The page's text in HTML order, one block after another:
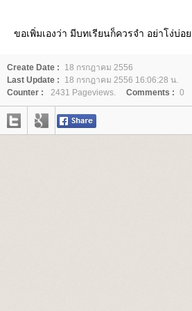
ขอเพิ่มเองว่า มีบทเรียนก็ควรจำ อย่าโง่บ่อ
Create Date :
18 กรกฎาคม 2556
Last Update :
18 กรกฎาคม 2556 16:06:28 น.
Counter :
2431 Pageviews. Comments : 0